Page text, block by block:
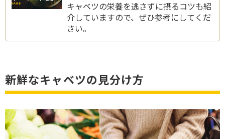
キャベツの栄養を逃さずに摂るコツも紹
介していますので、ぜひ参考にしてくだ
さい。
新鮮なキャベツの見分け方